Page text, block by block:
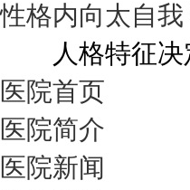
性格内向太自
人格特征决定
医院首页
医院简介
医院新闻